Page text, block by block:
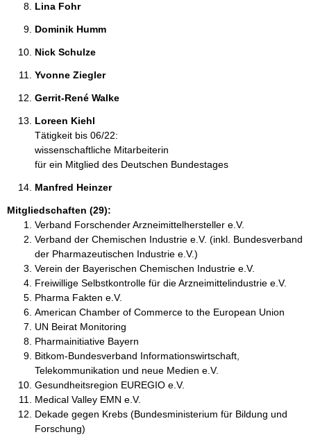
Lina Fohr
Dominik Humm
Nick Schulze
Yvonne Ziegler
Gerrit-René Walke
Loreen Kiehl
Tätigkeit bis 06/22:
wissenschaftliche Mitarbeiterin
für ein Mitglied des Deutschen Bundestages
Manfred Heinzer
Mitgliedschaften (29):
Verband Forschender Arzneimittelhersteller e.V.
Verband der Chemischen Industrie e.V. (inkl. Bundesverband
der Pharmazeutischen Industrie e.V.)
Verein der Bayerischen Chemischen Industrie e.V.
Freiwillige Selbstkontrolle für die Arzneimittelindustrie e.V.
Pharma Fakten e.V.
American Chamber of Commerce to the European Union
UN Beirat Monitoring
Pharmainitiative Bayern
Bitkom-Bundesverband Informationswirtschaft,
Telekommunikation und neue Medien e.V.
Gesundheitsregion EUREGIO e.V.
Medical Valley EMN e.V.
Dekade gegen Krebs (Bundesministerium für Bildung und
Forschung)